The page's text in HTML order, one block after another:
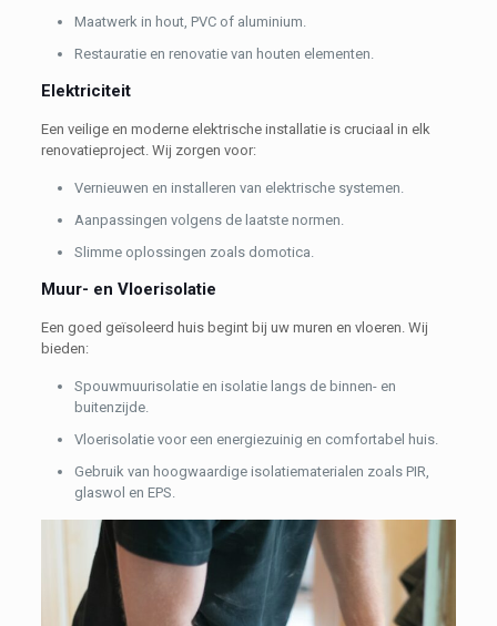
Maatwerk in hout, PVC of aluminium.
Restauratie en renovatie van houten elementen.
Elektriciteit
Een veilige en moderne elektrische installatie is cruciaal in elk
renovatieproject. Wij zorgen voor:
Vernieuwen en installeren van elektrische systemen.
Aanpassingen volgens de laatste normen.
Slimme oplossingen zoals domotica.
Muur- en Vloerisolatie
Een goed geïsoleerd huis begint bij uw muren en vloeren. Wij
bieden:
Spouwmuurisolatie en isolatie langs de binnen- en
buitenzijde.
Vloerisolatie voor een energiezuinig en comfortabel huis.
Gebruik van hoogwaardige isolatiematerialen zoals PIR,
glaswol en EPS.